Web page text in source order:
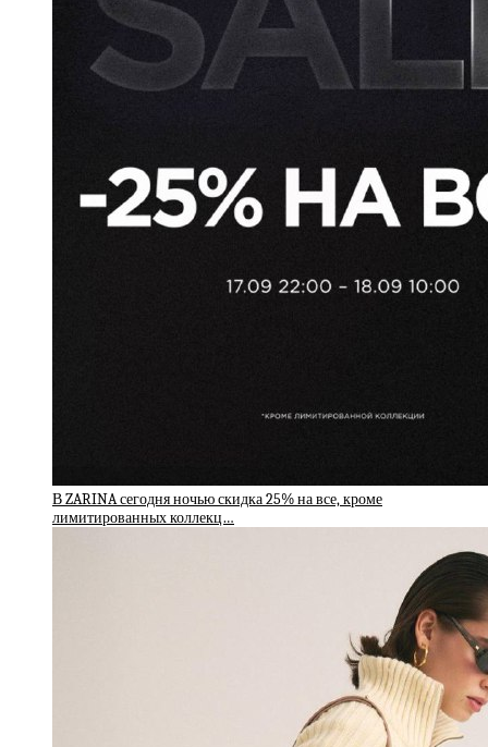
В ZARINA сегодня ночью скидка 25% на все, кроме
лимитированных коллекц…